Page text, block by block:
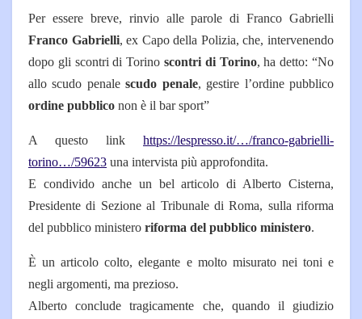
Per essere breve, rinvio alle parole di Franco Gabrielli
Franco Gabrielli, ex Capo della Polizia, che, intervenendo
dopo gli scontri di Torino scontri di Torino, ha detto: “No
allo scudo penalescudo penale, gestire l’ordine pubblico
ordine pubblico non è il bar sport”
A questo link https://lespresso.it/…/franco-gabrielli-
torino…/59623 una intervista più approfondita.
E condivido anche un bel articolo di Alberto Cisterna,
Presidente di Sezione al Tribunale di Roma, sulla riforma
del pubblico ministero riforma del pubblico ministero.
È un articolo colto, elegante e molto misurato nei toni e
negli argomenti, ma prezioso.
Alberto conclude tragicamente che, quando il giudizio